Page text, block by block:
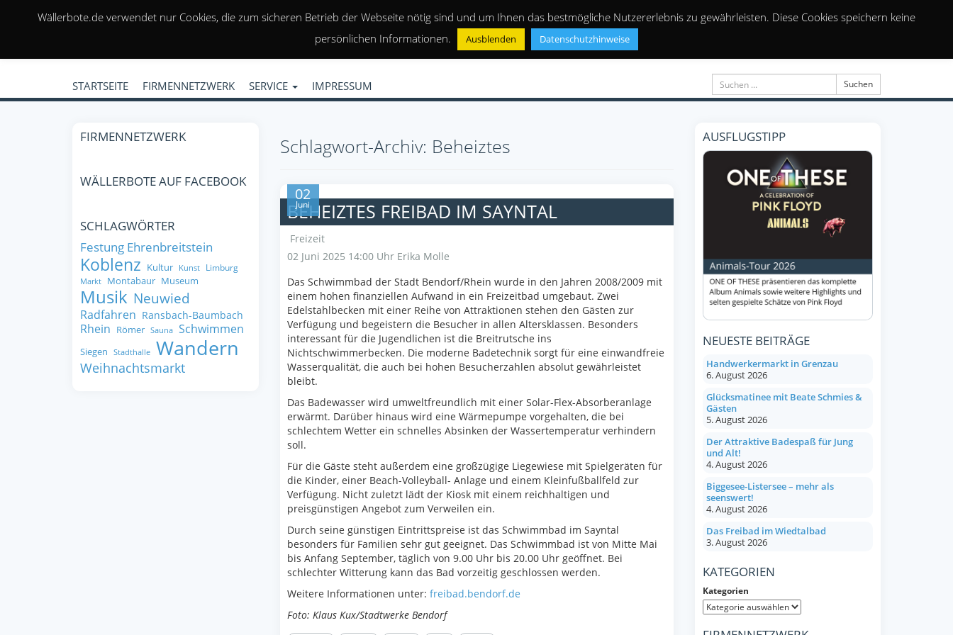
STARTSEITE FIRMENNETZWERK SERVICE IMPRESSUM Suchen
Schlagwort-Archiv: Beheiztes
02
Juni
BEHEIZTES FREIBAD IM SAYNTAL
Freizeit
02 Juni 2025 14:00 Uhr Erika Molle
Das Schwimmbad der Stadt Bendorf/Rhein wurde in den Jahren 2008/2009 mit
einem hohen finanziellen Aufwand in ein Freizeitbad umgebaut. Zwei
Edelstahlbecken mit einer Reihe von Attraktionen stehen den Gästen zur
Verfügung und begeistern die Besucher in allen Altersklassen. Besonders
interessant für die Jugendlichen ist die Breitrutsche ins
Nichtschwimmerbecken. Die moderne Badetechnik sorgt für eine einwandfreie
Wasserqualität, die auch bei hohen Besucherzahlen absolut gewährleistet
bleibt.
Das Badewasser wird umweltfreundlich mit einer Solar-Flex-Absorberanlage
erwärmt. Darüber hinaus wird eine Wärmepumpe vorgehalten, die bei
schlechtem Wetter ein schnelles Absinken der Wassertemperatur verhindern
soll.
Für die Gäste steht außerdem eine großzügige Liegewiese mit Spielgeräten für
die Kinder, einer Beach-Volleyball- Anlage und einem Kleinfußballfeld zur
Verfügung. Nicht zuletzt lädt der Kiosk mit einem reichhaltigen und
preisgünstigen Angebot zum Verweilen ein.
Durch seine günstigen Eintrittspreise ist das Schwimmbad im Sayntal
besonders für Familien sehr gut geeignet. Das Schwimmbad ist von Mitte Mai
bis Anfang September, täglich von 9.00 Uhr bis 20.00 Uhr geöffnet. Bei
schlechter Witterung kann das Bad vorzeitig geschlossen werden.
Weitere Informationen unter: freibad.bendorf.de
Foto: Klaus Kux/Stadtwerke Bendorf
FIRMENNETZWERK
WÄLLERBOTE AUF FACEBOOK
SCHLAGWÖRTER
Festung Ehrenbreitstein
Koblenz Kultur Kunst Limburg
Markt Montabaur Museum
Musik Neuwied
Radfahren Ransbach-Baumbach
Rhein Römer Sauna Schwimmen
Siegen Stadthalle Wandern
Weihnachtsmarkt
AUSFLUGSTIPP
NEUESTE BEITRÄGE
Handwerkermarkt in Grenzau
6. August 2026
Glücksmatinee mit Beate Schmies &
Gästen
5. August 2026
Der Attraktive Badespaß für Jung
und Alt!
4. August 2026
Biggesee-Listersee – mehr als
seenswert!
4. August 2026
Das Freibad im Wiedtalbad
3. August 2026
KATEGORIEN
Kategorien
Wällerbote.de verwendet nur Cookies, die zum sicheren Betrieb der Webseite nötig sind und um Ihnen das bestmögliche Nutzererlebnis zu gewährleisten. Diese Cookies speichern keine
persönlichen Informationen.
Ausblenden Datenschutzhinweise